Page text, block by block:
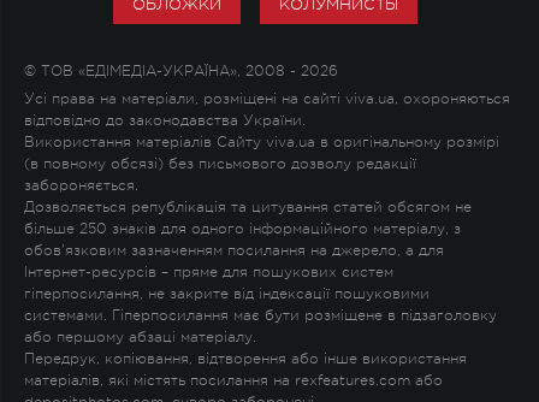
ОБЛОЖКИ КОЛУМНИСТЫ
© ТОВ «ЕДІМЕДІА-УКРАЇНА», 2008 - 2026
Усі права на матеріали, розміщені на сайті viva.ua, охороняються
відповідно до законодавства України.
Використання матеріалів Сайту viva.ua в оригінальному розмірі
(в повному обсязі) без письмового дозволу редакції
забороняється.
Дозволяється републікація та цитування статей обсягом не
більше 250 знаків для одного інформаційного матеріалу, з
обов'язковим зазначенням посилання на джерело, а для
Інтернет-ресурсів – пряме для пошукових систем
гіперпосилання, не закрите від індексації пошуковими
системами. Гіперпосилання має бути розміщене в підзаголовку
або першому абзаці матеріалу.
Передрук, копіювання, відтворення або інше використання
матеріалів, які містять посилання на rexfeatures.com або